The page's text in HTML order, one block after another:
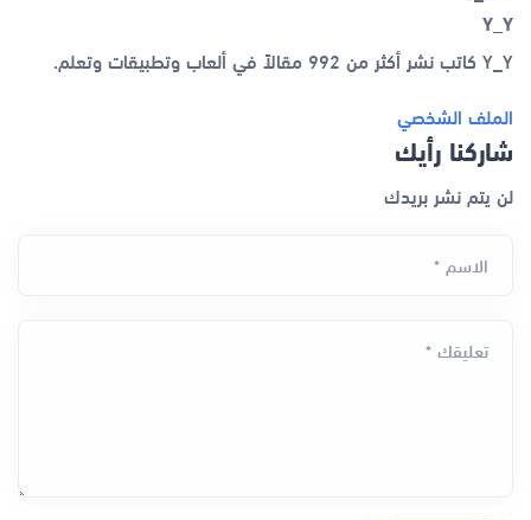
Y_Y
Y_Y كاتب نشر أكثر من 992 مقالاً في ألعاب وتطبيقات وتعلم.
الملف الشخصي
شاركنا رأيك
لن يتم نشر بريدك
الاسم *
تعليقك *